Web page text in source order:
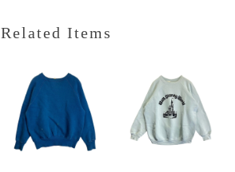
Related Items